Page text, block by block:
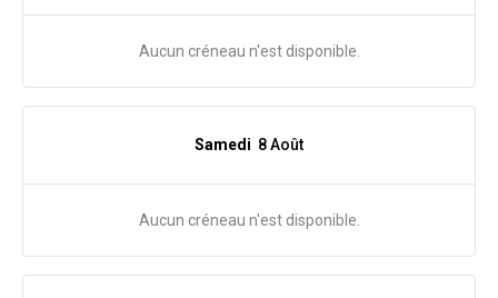
Aucun créneau n'est disponible.
Samedi 8 Août
Aucun créneau n'est disponible.